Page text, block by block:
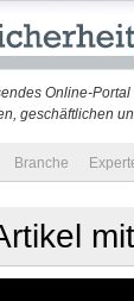
Online-
geschäftlichen
Branche